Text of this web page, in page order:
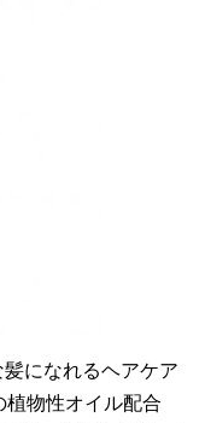
になれるヘアケア
物性オイル配合